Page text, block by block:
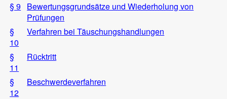
§ 9 Bewertungsgrundsätze und Wiederholung von
Prüfungen
§
10
Verfahren bei Täuschungshandlungen
§
11
Rücktritt
§
12
Beschwerdeverfahren